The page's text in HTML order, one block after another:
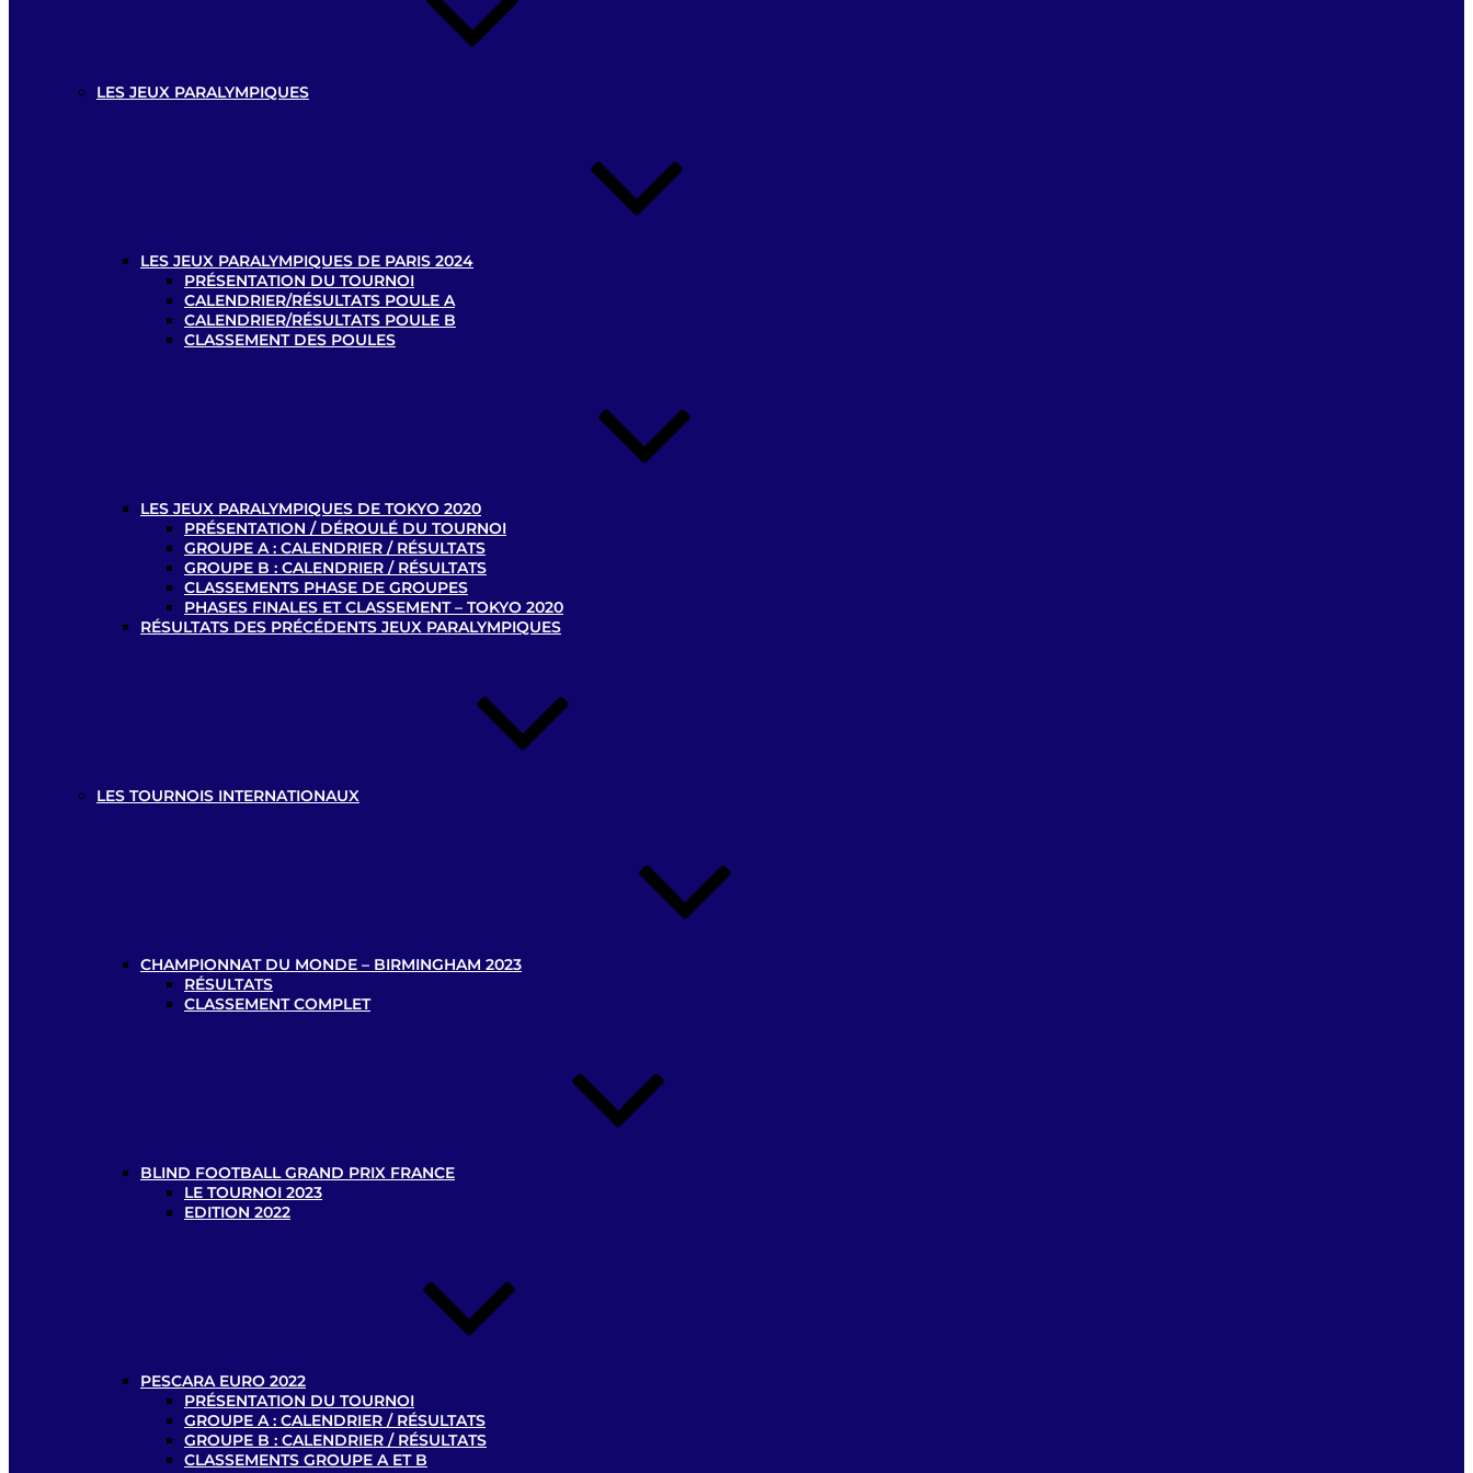
LES JEUX PARALYMPIQUES
LES JEUX PARALYMPIQUES DE PARIS 2024
PRÉSENTATION DU TOURNOI
CALENDRIER/RÉSULTATS POULE A
CALENDRIER/RÉSULTATS POULE B
CLASSEMENT DES POULES
LES JEUX PARALYMPIQUES DE TOKYO 2020
PRÉSENTATION / DÉROULÉ DU TOURNOI
GROUPE A : CALENDRIER / RÉSULTATS
GROUPE B : CALENDRIER / RÉSULTATS
CLASSEMENTS PHASE DE GROUPES
PHASES FINALES ET CLASSEMENT – TOKYO 2020
RÉSULTATS DES PRÉCÉDENTS JEUX PARALYMPIQUES
LES TOURNOIS INTERNATIONAUX
CHAMPIONNAT DU MONDE – BIRMINGHAM 2023
RÉSULTATS
CLASSEMENT COMPLET
BLIND FOOTBALL GRAND PRIX FRANCE
LE TOURNOI 2023
EDITION 2022
PESCARA EURO 2022
PRÉSENTATION DU TOURNOI
GROUPE A : CALENDRIER / RÉSULTATS
GROUPE B : CALENDRIER / RÉSULTATS
CLASSEMENTS GROUPE A ET B